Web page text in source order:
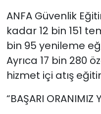
ANFA Güvenlik
kadar 12 bin 151
bin 95 yenileme
Ayrıca 17 bin 280
hizmet içi atış
“BAŞARI ORANIMIZ